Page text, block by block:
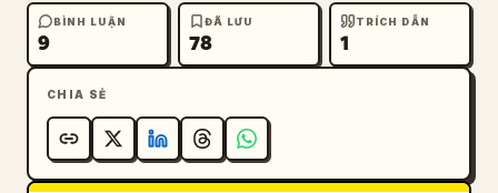
"expression": "nghịch ngợm", "action": "chọc
vào má", "outfit": "áo len màu xanh mòng
két"}
    ]
  }
BÌNH LUẬN
9
ĐÃ LƯU
78
TRÍCH DẪN
1
CHIA SẺ